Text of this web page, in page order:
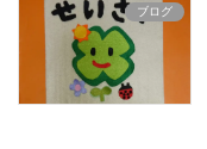
ブログ